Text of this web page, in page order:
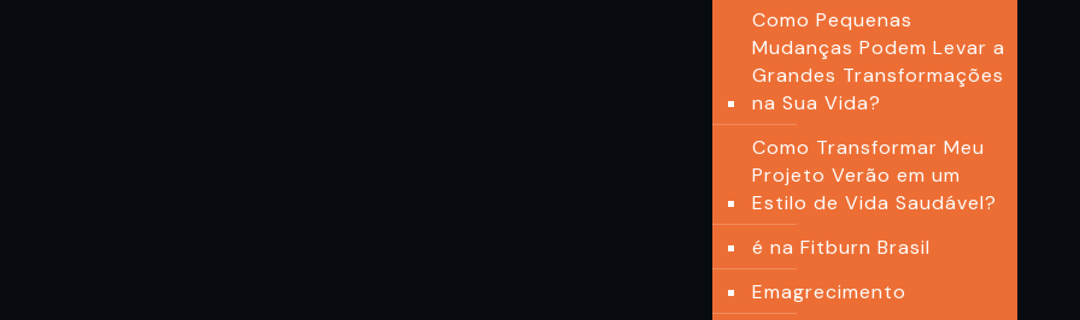
Como Pequenas
Mudanças Podem Levar a
Grandes Transformações
na Sua Vida?
Como Transformar Meu
Projeto Verão em um
Estilo de Vida Saudável?
é na Fitburn Brasil
Emagrecimento